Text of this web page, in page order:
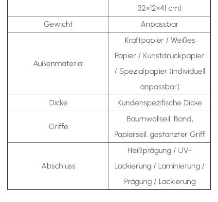
32×12×41 cm)
Gewicht
Anpassbar
Außenmaterial
Kraftpapier / Weißes
Papier / Kunstdruckpapier
/ Spezialpapier (individuell
anpassbar)
Dicke
Kundenspezifische Dicke
Griffe
Baumwollseil, Band,
Papierseil, gestanzter Griff
Abschluss
Heißprägung / UV-
Lackierung / Laminierung /
Prägung / Lackierung